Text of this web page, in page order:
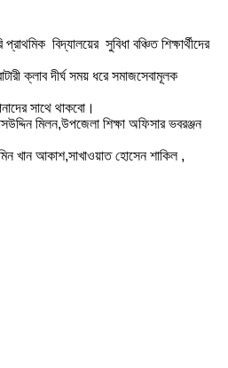
বিদ্যালয়ের সুবিধা বঞ্চিত শিক্ষার্থীদের
ক্লাব দীর্ঘ সময় ধরে সমাজসেবামূলক
সাথে থাকবো।
মিলন,উপজেলা শিক্ষা অফিসার ভবরঞ্জন
খান আকাশ,সাখাওয়াত হোসেন শাকিল ,